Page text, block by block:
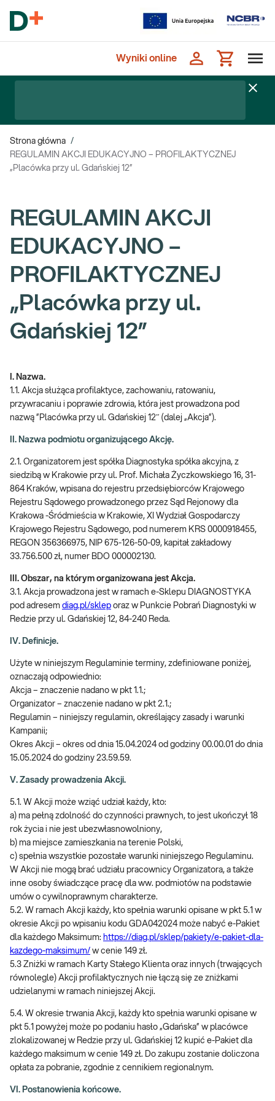
Wyniki online
Strona główna /
REGULAMIN AKCJI EDUKACYJNO – PROFILAKTYCZNEJ
„Placówka przy ul. Gdańskiej 12”
REGULAMIN AKCJI
EDUKACYJNO –
PROFILAKTYCZNEJ
„Placówka przy ul.
Gdańskiej 12”
I. Nazwa.
1.1. Akcja służąca profilaktyce, zachowaniu, ratowaniu,
przywracaniu i poprawie zdrowia, która jest prowadzona pod
nazwą ”Placówka przy ul. Gdańskiej 12″ (dalej „Akcja”).
II. Nazwa podmiotu organizującego Akcję.
2.1. Organizatorem jest spółka Diagnostyka spółka akcyjna, z
siedzibą w Krakowie przy ul. Prof. Michała Życzkowskiego 16, 31-
864 Kraków, wpisana do rejestru przedsiębiorców Krajowego
Rejestru Sądowego prowadzonego przez Sąd Rejonowy dla
Krakowa -Śródmieścia w Krakowie, XI Wydział Gospodarczy
Krajowego Rejestru Sądowego, pod numerem KRS 0000918455,
REGON 356366975, NIP 675-126-50-09, kapitał zakładowy
33.756.500 zł, numer BDO 000002130.
III. Obszar, na którym organizowana jest Akcja.
3.1. Akcja prowadzona jest w ramach e-Sklepu DIAGNOSTYKA
pod adresem diag.pl/sklep oraz w Punkcie Pobrań Diagnostyki w
Redzie przy ul. Gdańskiej 12, 84-240 Reda.
IV. Definicje.
Użyte w niniejszym Regulaminie terminy, zdefiniowane poniżej,
oznaczają odpowiednio:
Akcja – znaczenie nadano w pkt 1.1.;
Organizator – znaczenie nadano w pkt 2.1.;
Regulamin – niniejszy regulamin, określający zasady i warunki
Kampanii;
Okres Akcji – okres od dnia 15.04.2024 od godziny 00.00.01 do dnia
15.05.2024 do godziny 23.59.59.
V. Zasady prowadzenia Akcji.
5.1. W Akcji może wziąć udział każdy, kto:
a) ma pełną zdolność do czynności prawnych, to jest ukończył 18
rok życia i nie jest ubezwłasnowolniony,
b) ma miejsce zamieszkania na terenie Polski,
c) spełnia wszystkie pozostałe warunki niniejszego Regulaminu.
W Akcji nie mogą brać udziału pracownicy Organizatora, a także
inne osoby świadczące pracę dla ww. podmiotów na podstawie
umów o cywilnoprawnym charakterze.
5.2. W ramach Akcji każdy, kto spełnia warunki opisane w pkt 5.1 w
okresie Akcji po wpisaniu kodu GDA042024 może nabyć e-Pakiet
dla każdego Maksimum: https://diag.pl/sklep/pakiety/e-pakiet-dla-
kazdego-maksimum/ w cenie 149 zł.
5.3 Zniżki w ramach Karty Stałego Klienta oraz innych (trwających
równolegle) Akcji profilaktycznych nie łączą się ze zniżkami
udzielanymi w ramach niniejszej Akcji.
5.4. W okresie trwania Akcji, każdy kto spełnia warunki opisane w
pkt 5.1 powyżej może po podaniu hasło „Gdańska” w placówce
zlokalizowanej w Redzie przy ul. Gdańskiej 12 kupić e-Pakiet dla
każdego maksimum w cenie 149 zł. Do zakupu zostanie doliczona
opłata za pobranie, zgodnie z cennikiem regionalnym.
VI. Postanowienia końcowe.